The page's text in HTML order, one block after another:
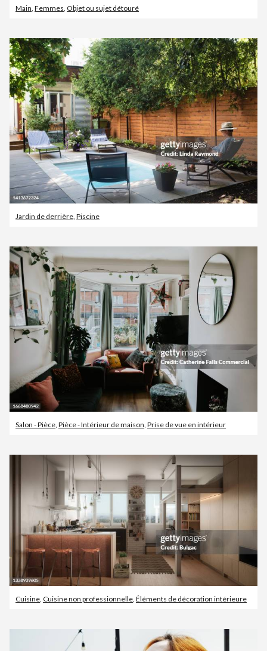
Main Femmes Objet ou sujet détouré
Jardin de derrière Piscine
Salon - Pièce, Pièce - Intérieur de maison, Prise de vue en intérieur
Cuisine Cuisine non professionnelle Éléments de décoration intérieure